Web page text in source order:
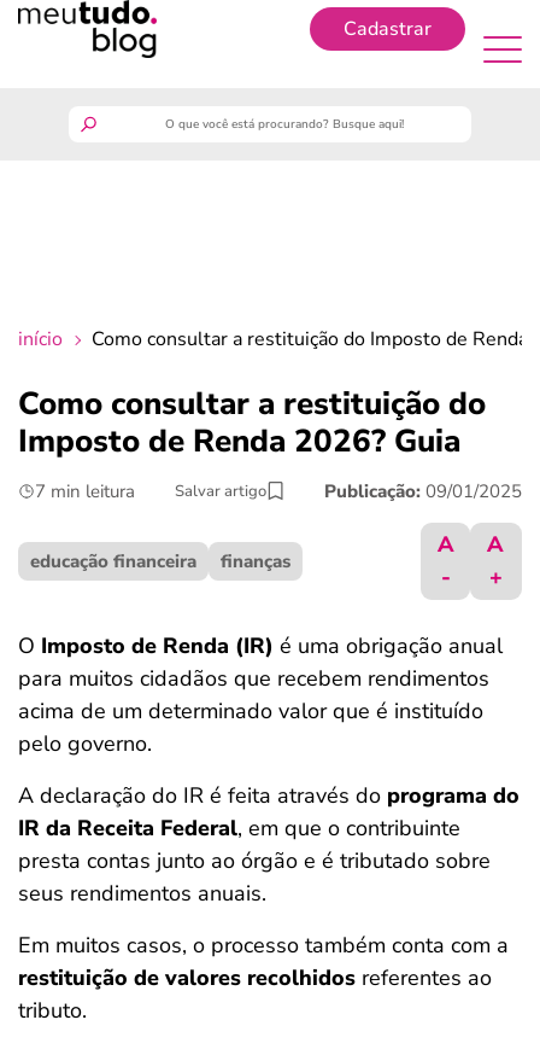
Cadastrar
crédito fácil
últimas notícias
ferramentas
início Como consultar a restituição do Imposto de Renda
Como consultar a restituição do
Imposto de Renda 2026? Guia
7 min leitura Salvar artigo Publicação: 09/01/2025
educação financeira finanças
A
-
A
+
O Imposto de Renda (IR) é uma obrigação anual
para muitos cidadãos que recebem rendimentos
acima de um determinado valor que é instituído
pelo governo.
A declaração do IR é feita através do programa do
IR da Receita Federal, em que o contribuinte
presta contas junto ao órgão e é tributado sobre
seus rendimentos anuais.
Em muitos casos, o processo também conta com a
restituição de valores recolhidos referentes ao
tributo.